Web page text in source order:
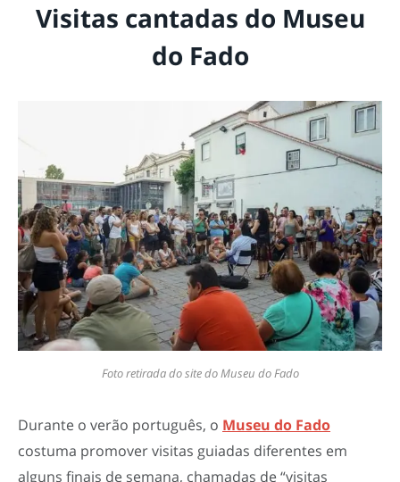
Visitas cantadas do Museu
do Fado
Foto retirada do site do Museu do Fado
Durante o verão português, o Museu do Fado
costuma promover visitas guiadas diferentes em
alguns finais de semana, chamadas de “visitas